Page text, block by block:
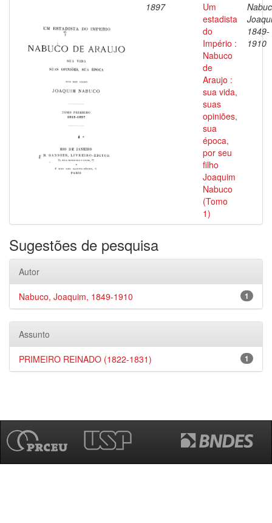
1897
Um
estadista
do
Império :
Nabuco
de
Araujo :
sua vida,
suas
opiniões,
sua
época,
por seu
filho
Joaquim
Nabuco
(Tomo
1)
1849-
1910
Sugestões de pesquisa
Autor
1
Nabuco, Joaquim, 1849-1910
Assunto
1
PRIMEIRO REINADO (1822-1831)